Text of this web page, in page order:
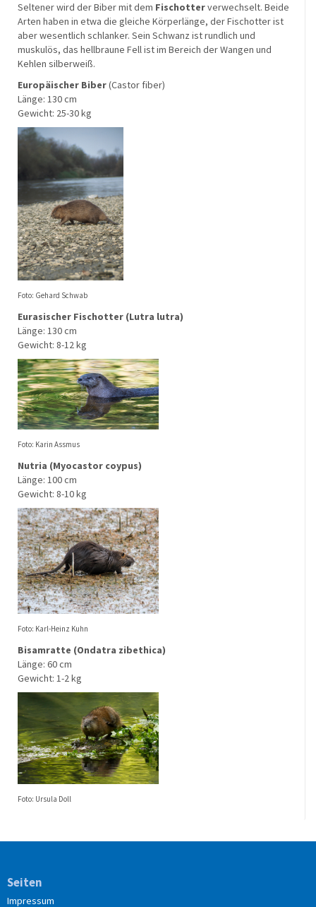
Seltener wird der Biber mit dem Fischotterverwechselt. Beide
Arten haben in etwa die gleiche Körperlänge, der Fischotter ist
aber wesentlich schlanker. Sein Schwanz ist rundlich und
muskulös, das hellbraune Fell ist im Bereich der Wangen und
Kehlen silberweiß.
Europäischer Biber(Castor fiber)
Länge: 130 cm
Gewicht: 25-30 kg
Foto: Gehard Schwab
Eurasischer Fischotter (Lutra lutra)
Länge: 130 cm
Gewicht: 8-12 kg
Foto: Karin Assmus
Nutria (Myocastor coypus)
Länge: 100 cm
Gewicht: 8-10 kg
Foto: Karl-Heinz Kuhn
Bisamratte (Ondatra zibethica)
Länge: 60 cm
Gewicht: 1-2 kg
Foto: Ursula Doll
Seiten
Impressum